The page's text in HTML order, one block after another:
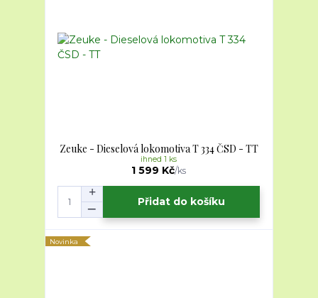
Zeuke - Dieselová lokomotiva T 334 ČSD - TT
1 599 Kč/ks
ihned 1 ks
Přidat do košíku
Novinka